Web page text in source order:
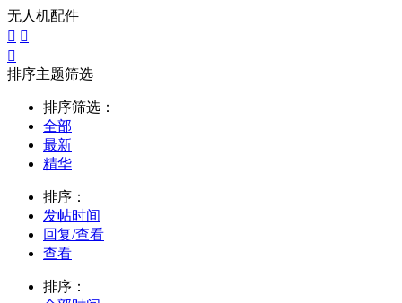
无人机配件
 

排序主题筛选
排序筛选：
全部
最新
精华
排序：
发帖时间
回复/查看
查看
排序：